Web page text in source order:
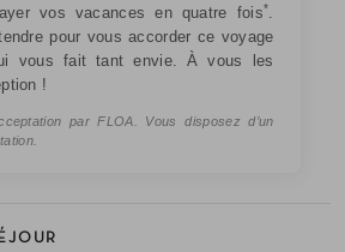
vos vacances en quatre fois*.
pour vous accorder ce voyage
vous fait tant envie. À vous les
!
par FLOA. Vous disposez d’un